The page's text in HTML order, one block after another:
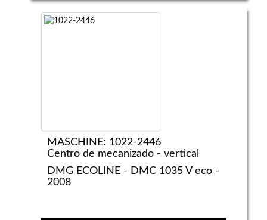
MASCHINE: 1022-2446
Centro de mecanizado - vertical
DMG ECOLINE - DMC 1035 V eco -
2008